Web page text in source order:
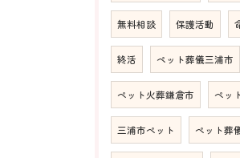
無料相談 保護活動
終活 ペット葬儀三浦市
ペット火葬鎌倉市 ペッ
三浦市ペット ペット葬